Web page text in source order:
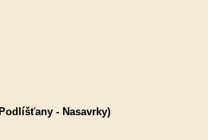
- Nasavrky)